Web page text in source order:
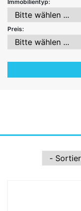
Immobilientyp:
Preis: